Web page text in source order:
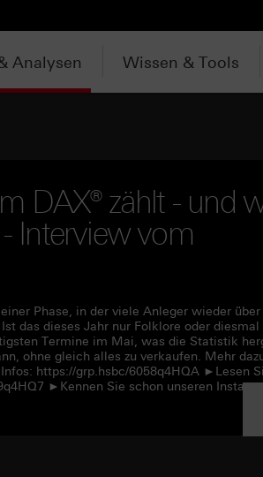
Analysen Wissen & Tools
DAX® zählt - und
Interview vom
Phase, in der viele Anleger wieder
das dieses Jahr nur Folklore oder
Termine im Mai, was die Statistik
ohne gleich alles zu verkaufen. Mehr
https://grp.hsbc/6058q4HQA ►Lesen
►Kennen Sie schon unseren